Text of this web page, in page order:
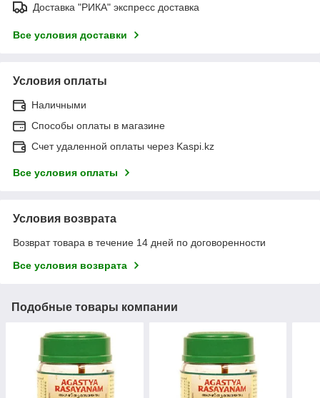
Доставка "РИКА" экспресс доставка
Все условия доставки
Условия оплаты
Наличными
Способы оплаты в магазине
Счет удаленной оплаты через Kaspi.kz
Все условия оплаты
Условия возврата
Возврат товара в течение 14 дней по договоренности
Все условия возврата
Подобные товары компании